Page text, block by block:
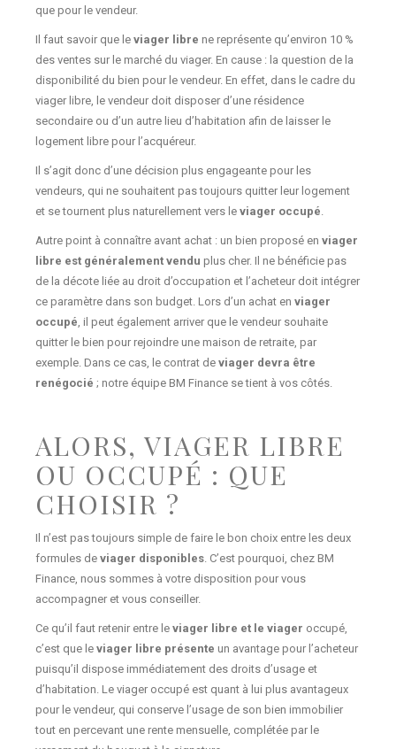
que pour le vendeur.
Il faut savoir que leviager libre ne représente qu’environ 10 %
des ventes sur le marché du viager. En cause : la question de la
disponibilité du bien pour le vendeur. En effet, dans le cadre du
viager libre, le vendeur doit disposer d’une résidence
secondaire ou d’un autre lieu d’habitation afin de laisser le
logement libre pour l’acquéreur.
Il s’agit donc d’une décision plus engageante pour les
vendeurs, qui ne souhaitent pas toujours quitter leur logement
et se tournent plus naturellement vers leviager occupé.
Autre point à connaître avant achat : un bien proposé enviager
libre est généralement vendu plus cher. Il ne bénéficie pas
de la décote liée au droit d’occupation et l’acheteur doit intégrer
ce paramètre dans son budget. Lors d’un achat enviager
occupé, il peut également arriver que le vendeur souhaite
quitter le bien pour rejoindre une maison de retraite, par
exemple. Dans ce cas, le contrat deviager devra être
renégocié ; notre équipe BM Finance se tient à vos côtés.
ALORS, VIAGER LIBRE
OU OCCUPÉ : QUE
CHOISIR ?
Il n’est pas toujours simple de faire le bon choix entre les deux
formules deviager disponibles. C’est pourquoi, chez BM
Finance, nous sommes à votre disposition pour vous
accompagner et vous conseiller.
Ce qu’il faut retenir entre leviager libre et le viager occupé,
c’est que leviager libre présente un avantage pour l’acheteur
puisqu’il dispose immédiatement des droits d’usage et
d’habitation. Le viager occupé est quant à lui plus avantageux
pour le vendeur, qui conserve l’usage de son bien immobilier
tout en percevant une rente mensuelle, complétée par le